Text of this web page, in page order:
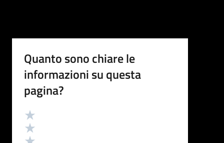
Quanto sono chiare le
informazioni su questa
pagina?
Valutazione